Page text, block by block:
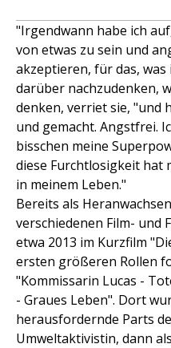
"Irgendwann habe ich
von etwas zu sein und
akzeptieren, für das,
darüber nachzudenken,
denken, verriet sie, "und
und gemacht. Angstfrei.
bisschen meine
diese Furchtlosigkeit hat
in meinem Leben."
Bereits als
verschiedenen Film- und
etwa 2013 im Kurzfilm
ersten größeren Rollen
"Kommissarin Lucas -
- Graues Leben". Dort
herausfordernde Parts
Umweltaktivistin, dann